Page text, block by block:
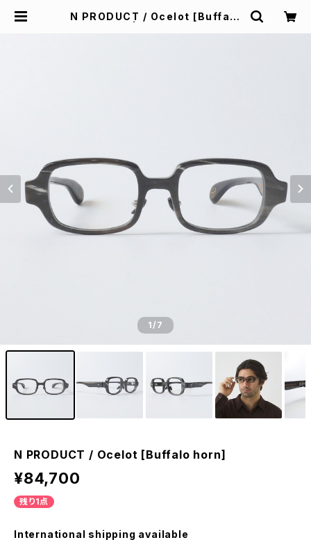
N PRODUCT / Ocelot [Buffalo
1/7
N PRODUCT / Ocelot [Buffalo horn]
¥84,700
残り1点
International shipping available